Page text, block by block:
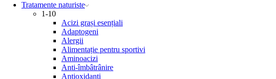
Tratamente naturiste
1-10
Acizi grași esențiali
Adaptogeni
Alergii
Alimentație pentru sportivi
Aminoacizi
Anti-îmbâtrânire
Antioxidanți